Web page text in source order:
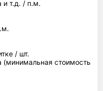
и т.д. / п.м.
/ шт.
(минимальная стоимость